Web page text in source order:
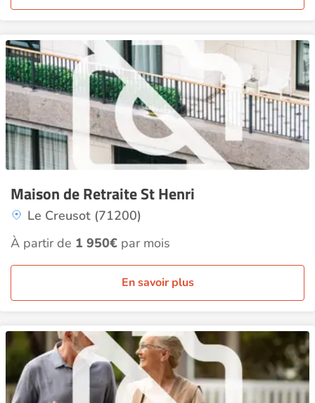
Maison de Retraite St Henri
Le Creusot (71200)
À partir de 1 950€ par mois
En savoir plus